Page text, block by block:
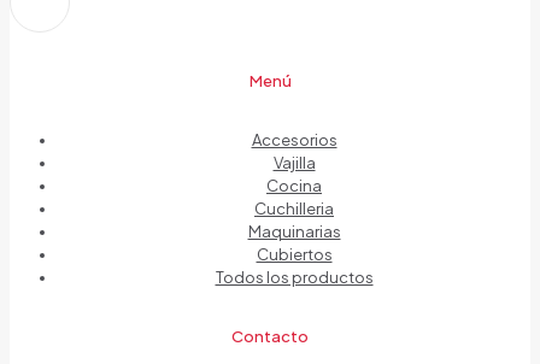
Menú
Accesorios
Vajilla
Cocina
Cuchilleria
Maquinarias
Cubiertos
Todos los productos
Contacto